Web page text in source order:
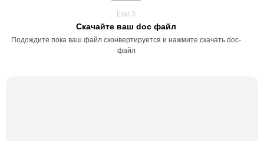
Шаг 3
Скачайте ваш doc файл
Подождите пока ваш файл сконвертируется и нажмите скачать doc-
файл